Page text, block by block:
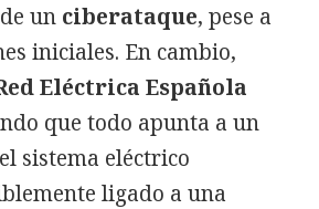
un ciberataque, pese a
iniciales. En cambio,
Eléctrica Española
que todo apunta a un
sistema eléctrico
ligado a una